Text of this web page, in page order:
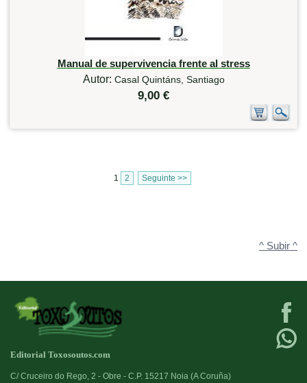
Manual de supervivencia frente al stress
Autor: Casal Quintáns, Santiago
9,00 €
1 2 Seguinte >>
^ Subir ^
Editorial Toxosoutos.com
C/ Cruceiro do Rego, 2 - Obre - C.P. 15217 Noia (A Coruña)